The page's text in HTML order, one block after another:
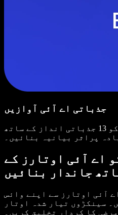
جذباتی اے آئی آوازیں
اپنی اسٹوری ٹیلنگ کو 13 جذباتی انداز کے ساتھ
پراثر بیانیہ بنائیں۔
اے آئی اوتارز کے
جاندار بنائیں
آئی اوتارز سے اپنے وائس
سینکڑوں تیار شدہ اوتار
کا کردار تخلیق کریں۔